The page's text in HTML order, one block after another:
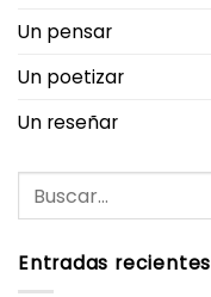
Un pensar
Un poetizar
Un reseñar
Entradas recientes